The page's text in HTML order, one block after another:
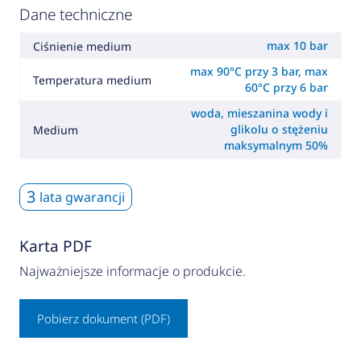
Dane techniczne
Ciśnienie medium max 10 bar
Temperatura medium
max 90°C przy 3 bar, max
60°C przy 6 bar
Medium
woda, mieszanina wody i
glikolu o stężeniu
maksymalnym 50%
3 lata gwarancji
Karta PDF
Najważniejsze informacje o produkcie.
Pobierz dokument (PDF)